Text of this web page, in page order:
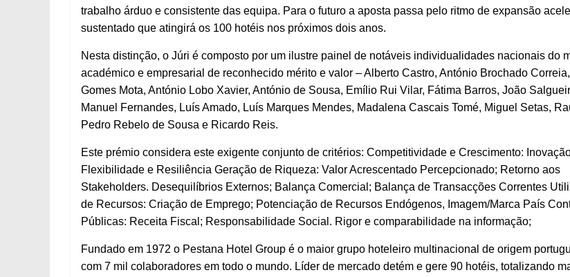
trabalho árduo e consistente das equipa. Para o futuro a aposta passa pelo ritmo de expansão
sustentado que atingirá os 100 hotéis nos próximos dois anos.
Nesta distinção, o Júri é composto por um ilustre painel de notáveis individualidades nacionais do
académico e empresarial de reconhecido mérito e valor – Alberto Castro, António Brochado
Gomes Mota, António Lobo Xavier, António de Sousa, Emílio Rui Vilar, Fátima Barros, João
Manuel Fernandes, Luís Amado, Luís Marques Mendes, Madalena Cascais Tomé, Miguel Setas,
Pedro Rebelo de Sousa e Ricardo Reis.
Este prémio considera este exigente conjunto de critérios: Competitividade e Crescimento:
Flexibilidade e Resiliência Geração de Riqueza: Valor Acrescentado Percepcionado; Retorno aos
Stakeholders. Desequilíbrios Externos; Balança Comercial; Balança de Transacções Correntes
de Recursos: Criação de Emprego; Potenciação de Recursos Endógenos, Imagem/Marca País
Públicas: Receita Fiscal; Responsabilidade Social. Rigor e comparabil idade na informação;
Fundado em 1972 o Pestana Hotel Group é o maior grupo hoteleiro multinacional de origem
com 7 mil colaboradores em todo o mundo. Líder de mercado detém e gere 90 hotéis, totalizando